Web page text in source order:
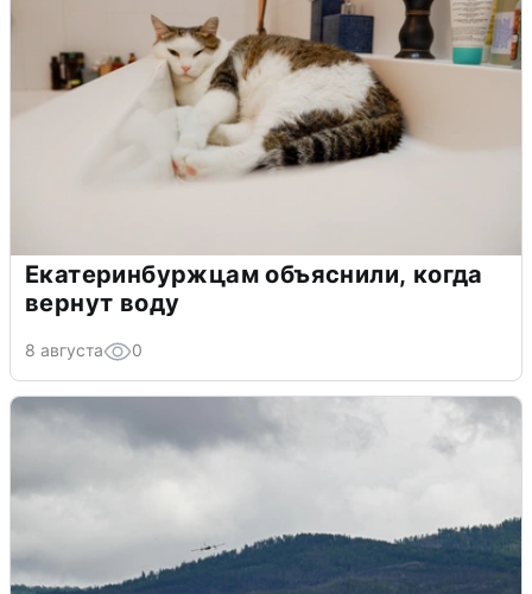
Екатеринбуржцам объяснили, когда
вернут воду
8 августа 0